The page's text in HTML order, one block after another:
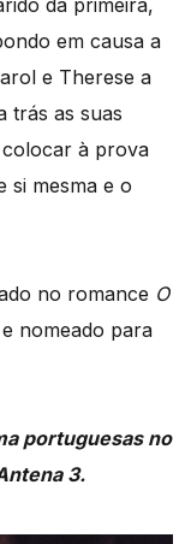
da primeira,
em causa a
e Therese a
trás as suas
à prova
si mesma e o
no romance O
nomeado para
portuguesas no
3.